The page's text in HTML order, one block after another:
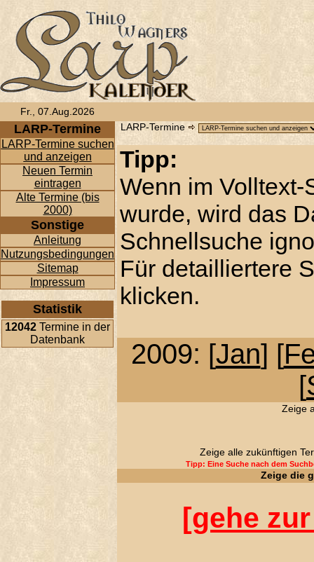
Fr., 07.Aug.2026
LARP-Termine
LARP-Termine suchen
und anzeigen
Neuen Termin
eintragen
Alte Termine (bis
2000)
Sonstige
Anleitung
Nutzungsbedingungen
Sitemap
Impressum
Statistik
12042 Termine in der
Datenbank
LARP-Termine
Tipp:
Wenn im
wurde, wird das
Schnellsuche
Für detailliertere
klicken.
2009: [Jan] [
[
Zeige
Zeige alle zukünftigen
Tipp: Eine Suche nach dem
Zeige die
[gehe